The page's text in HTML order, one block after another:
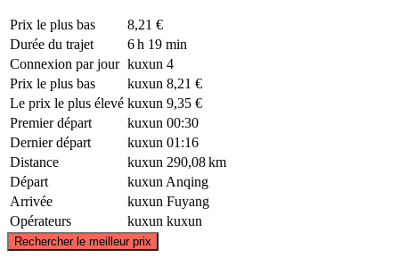
Prix ​​le plus bas
8,21 €
Durée du trajet
6 h 19 min
Connexion par jour kuxun 4
Prix ​​le plus bas
kuxun 8,21 €
Le prix le plus élevé kuxun 9,35 €
Premier départ
kuxun 00:30
Dernier départ
kuxun 01:16
Distance
kuxun 290,08 km
Départ
kuxun Anqing
Arrivée
kuxun Fuyang
Opérateurs
kuxun kuxun
Rechercher le meilleur prix